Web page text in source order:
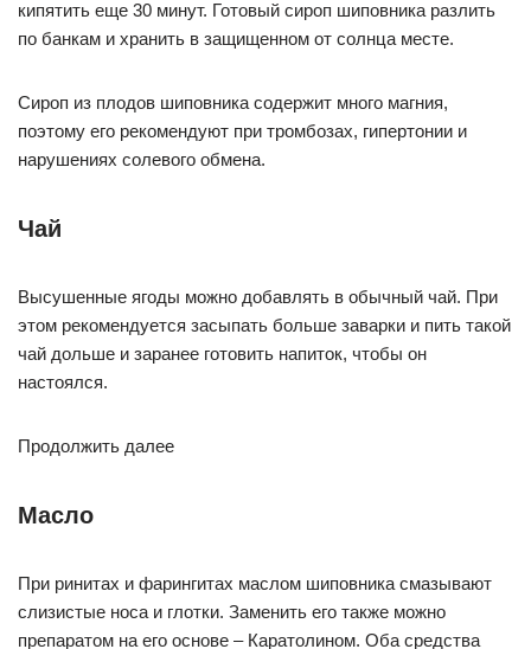
кипятить еще 30 минут. Готовый сироп шиповника разлить
по банкам и хранить в защищенном от солнца месте.
Сироп из плодов шиповника содержит много магния,
поэтому его рекомендуют при тромбозах, гипертонии и
нарушениях солевого обмена.
Чай
Высушенные ягоды можно добавлять в обычный чай. При
этом рекомендуется засыпать больше заварки и пить такой
чай дольше и заранее готовить напиток, чтобы он
настоялся.
Продолжить далее
Масло
При ринитах и фарингитах маслом шиповника смазывают
слизистые носа и глотки. Заменить его также можно
препаратом на его основе – Каратолином. Оба средства